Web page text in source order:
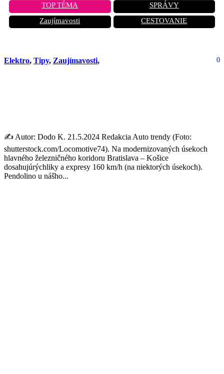
TOP TÉMA
SPRÁVY
Zaujímavosti
CESTOVANIE
Elektro, Tipy, Zaujímavosti, 0
✍️ Autor: Dodo K. 21.5.2024 Redakcia Auto trendy (Foto:
shutterstock.com/Locomotive74). Na modernizovaných úsekoch
hlavného železničného koridoru Bratislava – Košice
dosahujúrýchliky a expresy 160 km/h (na niektorých úsekoch).
Pendolino u nášho...